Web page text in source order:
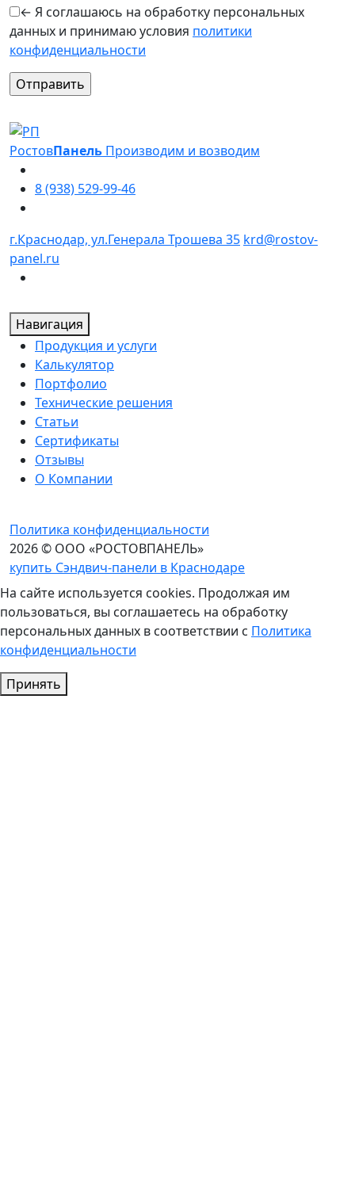
← Я соглашаюсь на обработку персональных
данных и принимаю условия политики
конфиденциальности
Оставьте это поле пустым.
РостовПанель Производим и возводим
8 (938) 529-99-46
г.Краснодар, ул.Генерала Трошева 35 krd@rostov-
panel.ru
Навигация
Продукция и услуги
Калькулятор
Портфолио
Технические решения
Статьи
Сертификаты
Отзывы
О Компании
2026 © ООО «РОСТОВПАНЕЛЬ»
купить Сэндвич-панели в Краснодаре
Политика конфиденциальности
На сайте используется cookies. Продолжая им
пользоваться, вы соглашаетесь на обработку
персональных данных в соответствии с Политика
конфиденциальности
Принять